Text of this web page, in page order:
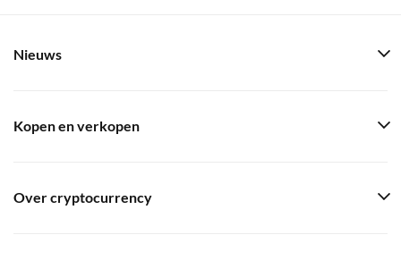
Nieuws
Kopen en verkopen
Over cryptocurrency